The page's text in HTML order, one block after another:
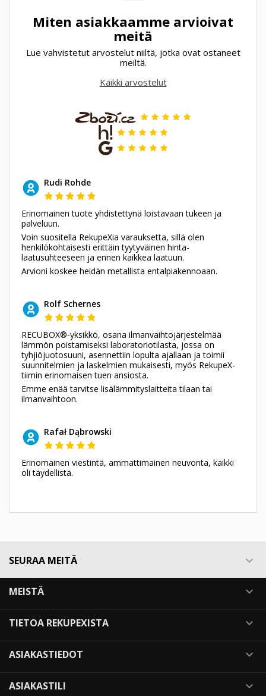
Miten asiakkaamme arvioivat
meitä
Lue vahvistetut arvostelut niiltä, jotka ovat ostaneet
meiltä.
Kaikki arvostelut
Rudi Rohde
Erinomainen tuote yhdistettynä loistavaan tukeen ja
palveluun.
Voin suositella RekupeXia varauksetta, sillä olen
henkilökohtaisesti erittäin tyytyväinen hinta-
laatusuhteeseen ja ennen kaikkea laatuun.
Arvioni koskee heidän metallista entalpiakennoaan.
Rolf Schernes
RECUBOX®-yksikkö, osana ilmanvaihtojärjestelmää
lämmön poistamiseksi laboratoriotilasta, jossa on
tyhjiöjuotosuuni, asennettiin lopulta ajallaan ja toimii
suunnitelmien ja laskelmien mukaisesti, myös RekupeX-
tiimin erinomaisen tuen ansiosta.
Emme enää tarvitse lisälämmityslaitteita tilaan tai
ilmanvaihtoon.
Rafał Dąbrowski
Erinomainen viestintä, ammattimainen neuvonta, kaikki
oli täydellistä.
SEURAA MEITÄ 
MEISTÄ 
TIETOA REKUPEXISTA 
ASIAKASTIEDOT 
ASIAKASTILI 